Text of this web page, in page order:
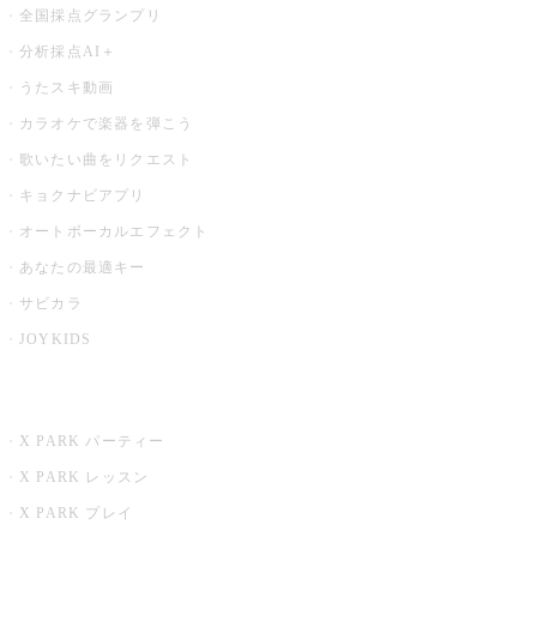
全国採点グランプリ
分析採点AI＋
うたスキ動画
カラオケで楽器を弾こう
歌いたい曲をリクエスト
キョクナビアプリ
オートボーカルエフェクト
あなたの最適キー
サビカラ
JOYKIDS
X PARK パーティー
X PARK レッスン
X PARK プレイ